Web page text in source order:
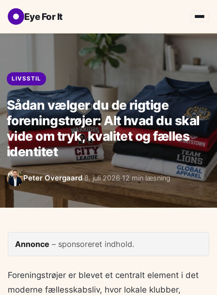
Eye For It
LIVSSTIL
Sådan vælger du de rigtige
foreningstrøjer: Alt hvad du skal
vide om tryk, kvalitet og fælles
identitet
Peter Overgaard·8. juli 2026·12 min læsning
Annonce – sponsoreret indhold.
Foreningstrøjer er blevet et centralt element i det
moderne fællesskabsliv, hvor lokale klubber,